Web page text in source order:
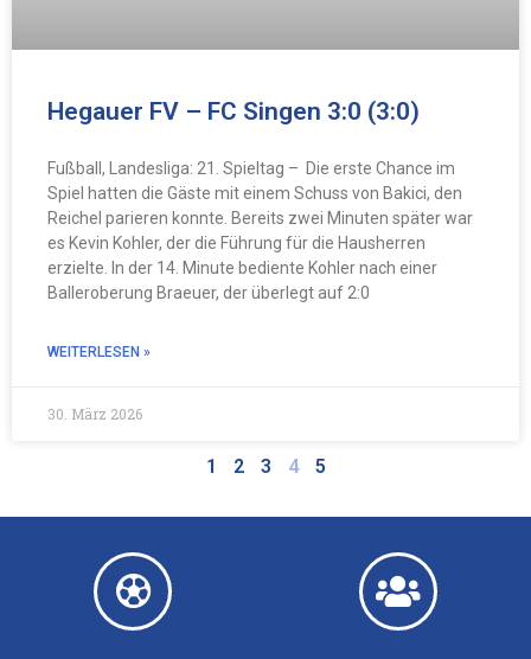
Hegauer FV – FC Singen 3:0 (3:0)
Fußball, Landesliga: 21. Spieltag – Die erste Chance im
Spiel hatten die Gäste mit einem Schuss von Bakici, den
Reichel parieren konnte. Bereits zwei Minuten später war
es Kevin Kohler, der die Führung für die Hausherren
erzielte. In der 14. Minute bediente Kohler nach einer
Balleroberung Braeuer, der überlegt auf 2:0
WEITERLESEN »
30. März 2026
1 2 3 4 5